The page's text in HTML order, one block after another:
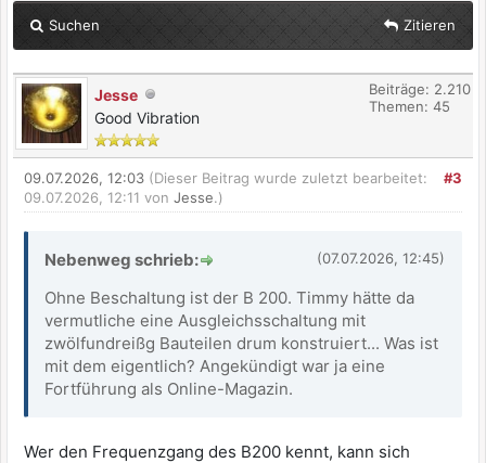
Suchen Zitieren
Jesse
Good Vibration
Beiträge: 2.210
Themen: 45
#3
09.07.2026, 12:03 (Dieser Beitrag wurde zuletzt bearbeitet:
09.07.2026, 12:11 von Jesse.)
(07.07.2026, 12:45)
Nebenweg schrieb:
Ohne Beschaltung ist der B 200. Timmy hätte da
vermutliche eine Ausgleichsschaltung mit
zwölfundreißg Bauteilen drum konstruiert... Was ist
mit dem eigentlich? Angekündigt war ja eine
Fortführung als Online-Magazin.
Wer den Frequenzgang des B200 kennt, kann sich